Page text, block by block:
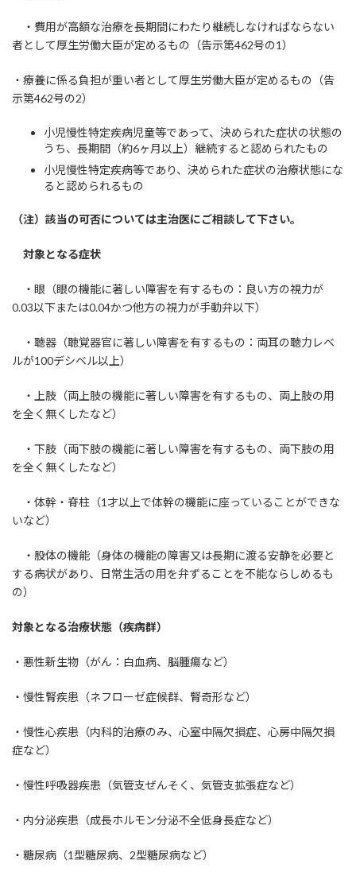
・費用が高額な治療を長期間にわたり継続しなければならない
者として厚生労働大臣が定めるもの（告示第462号の1）
・療養に係る負担が重い者として厚生労働大臣が定めるもの（告
示第462号の2）
小児慢性特定疾病児童等であって、決められた症状の状態の
うち、長期間（約6ヶ月以上）継続すると認められたもの
小児慢性特定疾病等であり、決められた症状の治療状態にな
ると認められるもの
（注）該当の可否については主治医にご相談して下さい。
対象となる症状
・眼（眼の機能に著しい障害を有するもの：良い方の視力が
0.03以下または0.04かつ他方の視力が手動弁以下）
・聴器（聴覚器官に著しい障害を有するもの：両耳の聴力レベ
ルが100デシベル以上）
・上肢（両上肢の機能に著しい障害を有するもの、両上肢の用
を全く無くしたなど）
・下肢（両下肢の機能に著しい障害を有するもの、両下肢の用
を全く無くしたなど）
・体幹・脊柱（1才以上で体幹の機能に座っていることができな
いなど）
・股体の機能（身体の機能の障害又は長期に渡る安静を必要と
する病状があり、日常生活の用を弁ずることを不能ならしめるも
の）
対象となる治療状態（疾病群）
・悪性新生物（がん：白血病、脳腫瘍など）
・慢性腎疾患（ネフローゼ症候群、腎奇形など）
・慢性心疾患（内科的治療のみ、心室中隔欠損症、心房中隔欠損
症など）
・慢性呼吸器疾患（気管支ぜんそく、気管支拡張症など）
・内分泌疾患（成長ホルモン分泌不全低身長症など）
・糖尿病（1型糖尿病、2型糖尿病など）